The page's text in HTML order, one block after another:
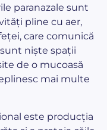
paranazale sunt
pline cu aer,
care comunică
niște spații
de o mucoasă
mai multe
este producția